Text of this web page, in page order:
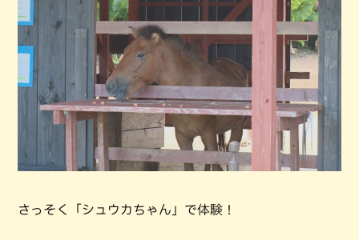
さっそく「シュウカちゃん」で体験！